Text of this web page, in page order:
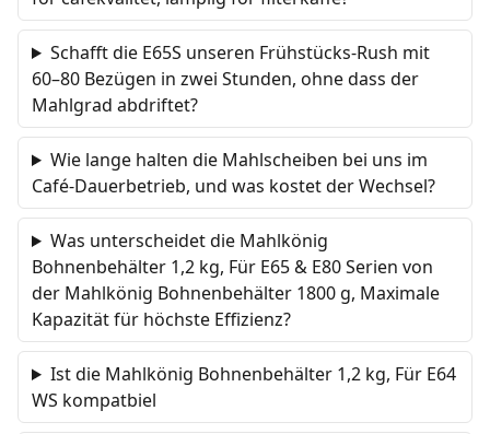
Schafft die E65S unseren Frühstücks-Rush mit
60–80 Bezügen in zwei Stunden, ohne dass der
Mahlgrad abdriftet?
Wie lange halten die Mahlscheiben bei uns im
Café-Dauerbetrieb, und was kostet der Wechsel?
Was unterscheidet die Mahlkönig
Bohnenbehälter 1,2 kg, Für E65 & E80 Serien von
der Mahlkönig Bohnenbehälter 1800 g, Maximale
Kapazität für höchste Effizienz?
Ist die Mahlkönig Bohnenbehälter 1,2 kg, Für E64
WS kompatbiel